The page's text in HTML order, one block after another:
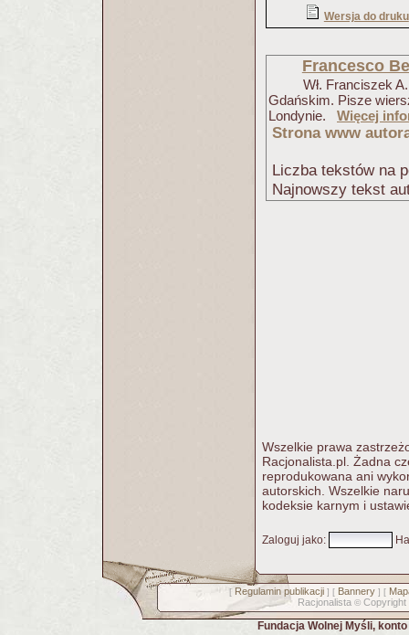
Wersja do druku
Francesco
Wł. Franciszek
Gdańskim. Pisze
Londynie. Więcej
Strona www
Liczba tekstów na
Najnowszy tekst
Wszelkie prawa
Racjonalista.pl. Żadna
reprodukowana ani
autorskich. Wszelkie
kodeksie karnym i
Zaloguj jako:
[ Regulamin publikacji] [ Bannery] [
Racjonalista © Copyright
Fundacja Wolnej Myśli,